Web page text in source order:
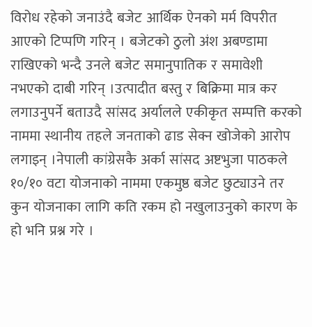
विरोध रहेको जनाउंदै बजेट आर्थिक ऐनको मर्म विपरीत
आएको टिप्पणि गरिन् । बजेटको ठुलो अंश अबण्डामा
राखिएको भन्दै उनले बजेट समानुपातिक र समावेशी
नभएको दाबी गरिन् ।उत्पादीत बस्तु र बिक्रिमा मात्र कर
लगाउनुपर्ने बताउदै सांसद अर्यालले एकीकृत सम्पत्ति करको
नाममा स्थानीय तहले जनताको ढाड सेक्न खोजेको आरोप
लगाइन् ।नेपाली कांग्रेसकै अर्का सांसद अष्टभुजा पाठकले
१०/१० वटा योजनाको नाममा एकमुष्ठ बजेट छुट्याउने तर
कुन योजनाका लागि कति रकम हो नखुलाउनुको कारण के
हो भनि प्रश्न गरे ।